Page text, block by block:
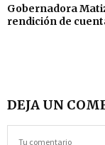
Gobernadora
rendición de
DEJA UN